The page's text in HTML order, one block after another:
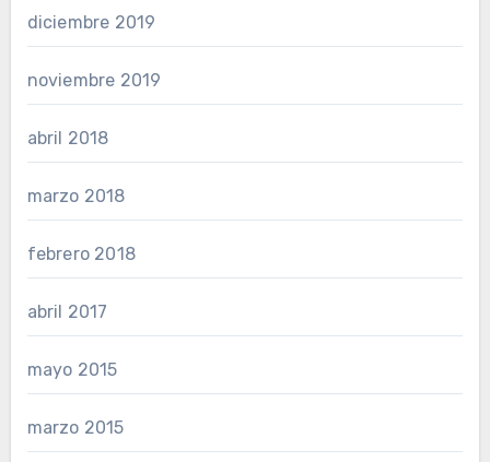
diciembre 2019
noviembre 2019
abril 2018
marzo 2018
febrero 2018
abril 2017
mayo 2015
marzo 2015